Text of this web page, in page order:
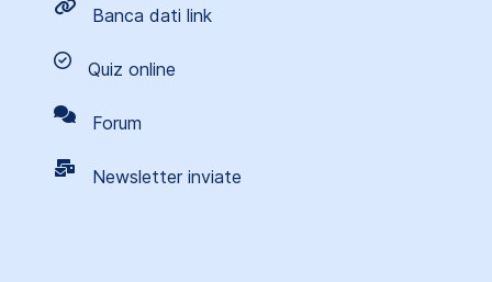
Banca dati link
Quiz online
Forum
Newsletter inviate